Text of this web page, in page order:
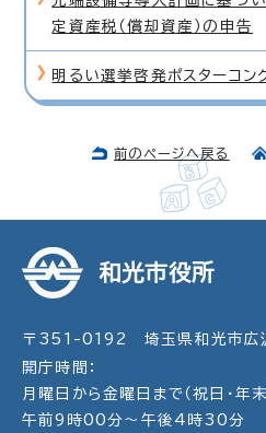
定資産税（償却資産）の申告
明るい選挙啓発ポスターコン
前のページへ戻る
和光市役所
〒351-0192 埼玉県和光市広
開庁時間：
月曜日から金曜日まで（祝日・年
午前9時00分～午後4時30分